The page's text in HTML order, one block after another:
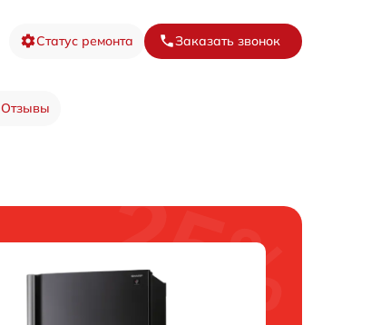
Статус ремонта Заказать звонок
Отзывы